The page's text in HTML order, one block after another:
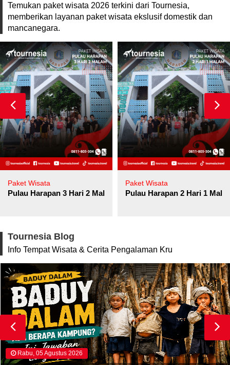
Temukan paket wisata 2026 terkini dari Tournesia,
memberikan layanan paket wisata ekslusif domestik dan
mancanegara.
Paket Wisata
Pulau Harapan 3 Hari 2 Malam
Paket Wisata
Pulau Harapan 2 Hari 1
Tournesia Blog
Info Tempat Wisata & Cerita Pengalaman Kru
Rabu, 05 Agustus 2026